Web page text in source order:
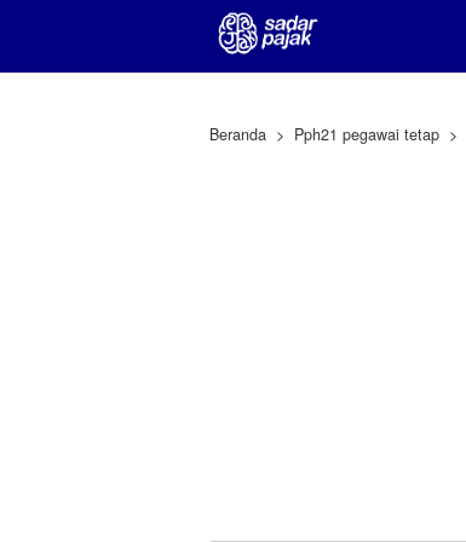
Beranda Pph21 pegawai tetap